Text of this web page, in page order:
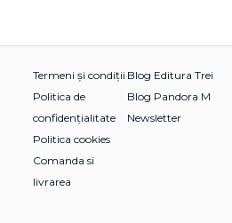
Termeni și condiții
Politica de
confidențialitate
Politica cookies
Comanda si
livrarea
Blog Editura Trei
Blog Pandora M
Newsletter